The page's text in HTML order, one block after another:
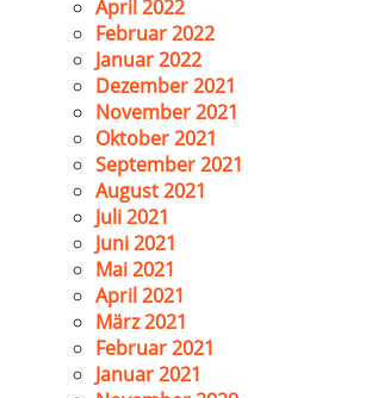
April 2022
Februar 2022
Januar 2022
Dezember 2021
November 2021
Oktober 2021
September 2021
August 2021
Juli 2021
Juni 2021
Mai 2021
April 2021
März 2021
Februar 2021
Januar 2021